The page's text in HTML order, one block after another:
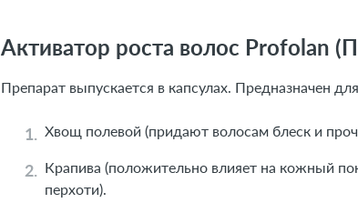
Активатор роста волос Profolan
Препарат выпускается в капсулах. Предназначен
Хвощ полевой (придают волосам блеск и
Крапива (положительно влияет на кожный
перхоти).